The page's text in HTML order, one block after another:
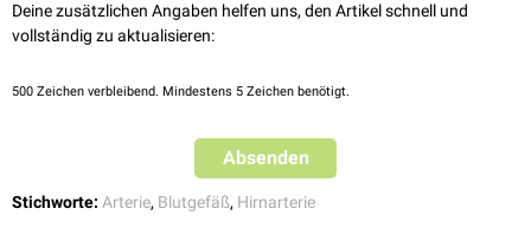
Deine zusätzlichen Angaben helfen uns, den Artikel schnell und
vollständig zu aktualisieren:
500 Zeichen verbleibend. Mindestens 5 Zeichen benötigt.
Absenden
Stichworte: Arterie, Blutgefäß, Hirnarterie